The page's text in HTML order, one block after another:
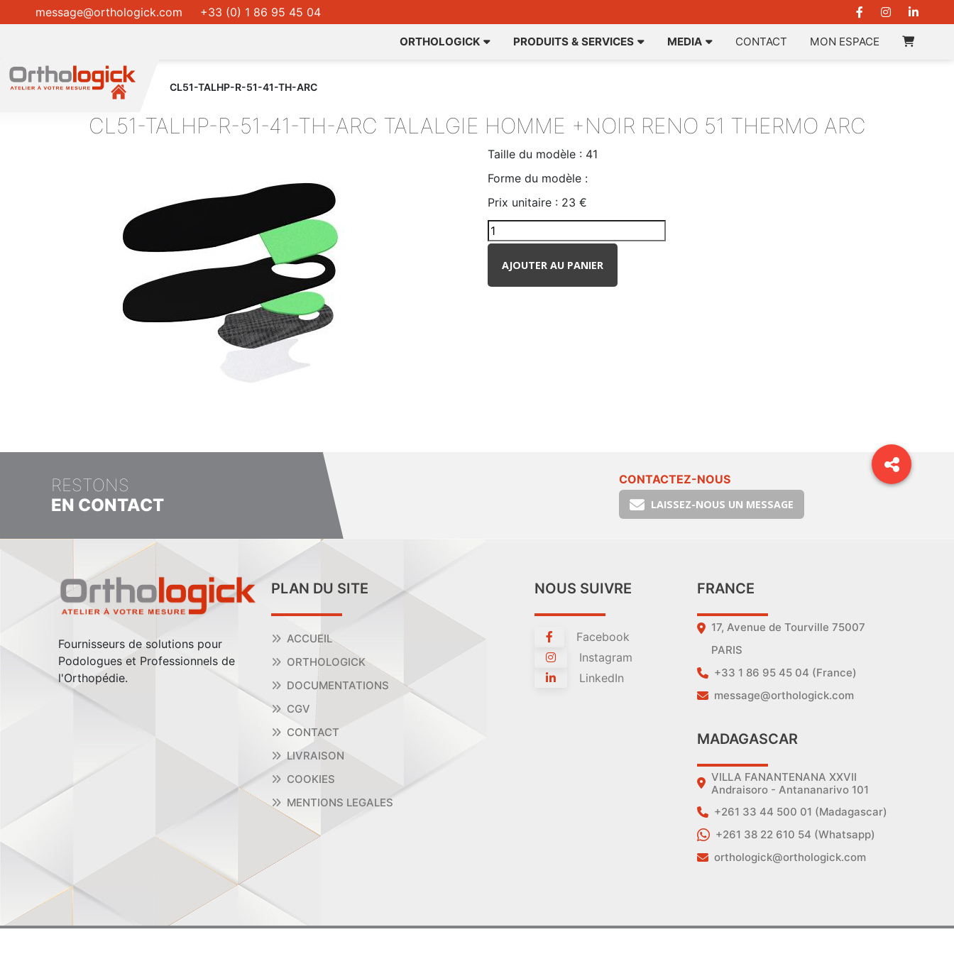
message@orthologick.com +33 (0) 1 86 95 45 04
ORTHOLOGICK PRODUITS & SERVICES MEDIA CONTACT MON ESPACE
CL51-TALHP-R-51-41-TH-ARC
CL51-TALHP-R-51-41-TH-ARC TALALGIE HOMME +NOIR RENO 51 THERMO ARC
Taille du modèle : 41
Forme du modèle :
Prix unitaire : 23 €
AJOUTER AU PANIER
RESTONS
EN CONTACT
CONTACTEZ-NOUS
LAISSEZ-NOUS UN MESSAGE
Fournisseurs de solutions pour
Podologues et Professionnels de
l'Orthopédie.
PLAN DU SITE
ACCUEIL
ORTHOLOGICK
DOCUMENTATIONS
CGV
CONTACT
LIVRAISON
COOKIES
MENTIONS LEGALES
NOUS SUIVRE
Facebook
Instagram
LinkedIn
FRANCE
17, Avenue de Tourville 75007
PARIS
+33 1 86 95 45 04 (France)
message@orthologick.com
MADAGASCAR
VILLA FANANTENANA XXVII
Andraisoro - Antananarivo 101
+261 33 44 500 01 (Madagascar)
+261 38 22 610 54 (Whatsapp)
orthologick@orthologick.com